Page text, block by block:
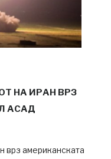
НА ИРАН ВРЗ
АСАД
врз американската